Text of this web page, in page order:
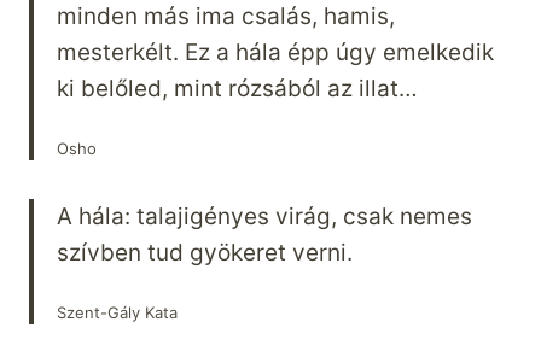
minden más ima csalás, hamis,
mesterkélt. Ez a hála épp úgy emelkedik
ki belőled, mint rózsából az illat…
Osho
A hála: talajigényes virág, csak nemes
szívben tud gyökeret verni.
Szent-Gály Kata